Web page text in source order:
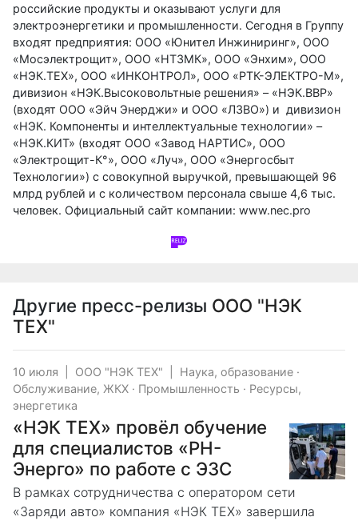
российские продукты и оказывают услуги для
электроэнергетики и промышленности. Сегодня в Группу
входят предприятия: ООО «Юнител Инжиниринг», ООО
«Мосэлектрощит», ООО «НТЗМК», ООО «Энхим», ООО
«НЭК.ТЕХ», ООО «ИНКОНТРОЛ», ООО «РТК-ЭЛЕКТРО-М»,
дивизион «НЭК.Высоковольтные решения» – «НЭК.ВВР»
(входят ООО «Эйч Энерджи» и ООО «ЛЗВО») и дивизион
«НЭК. Компоненты и интеллектуальные технологии» –
«НЭК.КИТ» (входят ООО «Завод НАРТИС», ООО
«Электрощит-К°», ООО «Луч», ООО «Энергосбыт
Технологии») с совокупной выручкой, превышающей 96
млрд рублей и с количеством персонала свыше 4,6 тыс.
человек. Официальный сайт компании: www.nec.pro
Другие пресс-релизы ООО "НЭК
ТЕХ"
10 июля ООО "НЭК ТЕХ" Наука, образование ·
Обслуживание, ЖКХ · Промышленность · Ресурсы,
энергетика
«НЭК ТЕХ» провёл обучение
для специалистов «РН-
Энерго» по работе с ЭЗС
В рамках сотрудничества с оператором сети
«Заряди авто» компания «НЭК ТЕХ» завершила